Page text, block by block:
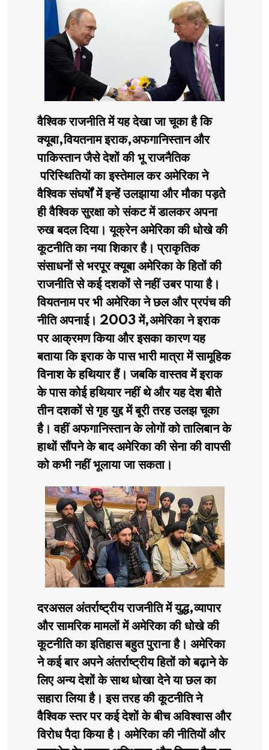
वैश्विक राजनीति में यह देखा जा चूका है कि
क्यूबा,वियतनाम इराक,अफगानिस्तान और
पाकिस्तान जैसे देशों की भू राजनैतिक
परिस्थितियों का इस्तेमाल कर अमेरिका ने
वैश्विक संघर्षों में इन्हें उलझाया और मौका पड़ते
ही वैश्विक सुरक्षा को संकट में डालकर अपना
रुख बदल दिया। यूक्रेन अमेरिका की धोखे की
कूटनीति का नया शिकार है। प्राकृतिक
संसाधनों से भरपूर क्यूबा अमेरिका के हितों की
राजनीति से कई दशकों से नहीं उबर पाया है।
वियतनाम पर भी अमेरिका ने छल और प्रपंच की
नीति अपनाई। 2003 में,अमेरिका ने इराक
पर आक्रमण किया और इसका कारण यह
बताया कि इराक के पास भारी मात्रा में सामूहिक
विनाश के हथियार हैं। जबकि वास्तव में इराक
के पास कोई हथियार नहीं थे और यह देश बीते
तीन दशकों से गृह युद्द में बूरी तरह उलझ चूका
है। वहीं अफगानिस्तान के लोगों को तालिबान के
हाथों सौंपने के बाद अमेरिका की सेना की वापसी
को कभी नहीं भूलाया जा सकता।
दरअसल अंतर्राष्ट्रीय राजनीति में युद्ध,व्यापार
और सामरिक मामलों में अमेरिका की धोखे की
कूटनीति का इतिहास बहुत पुराना है। अमेरिका
ने कई बार अपने अंतर्राष्ट्रीय हितों को बढ़ाने के
लिए अन्य देशों के साथ धोखा देने या छल का
सहारा लिया है। इस तरह की कूटनीति ने
वैश्विक स्तर पर कई देशों के बीच अविश्वास और
विरोध पैदा किया है। अमेरिका की नीतियों और